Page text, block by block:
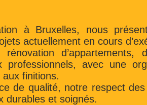
à Bruxelles, nous
actuellement en cours
d’appartements,
avec une
finitions.
de qualité, notre respect
durables et soignés.